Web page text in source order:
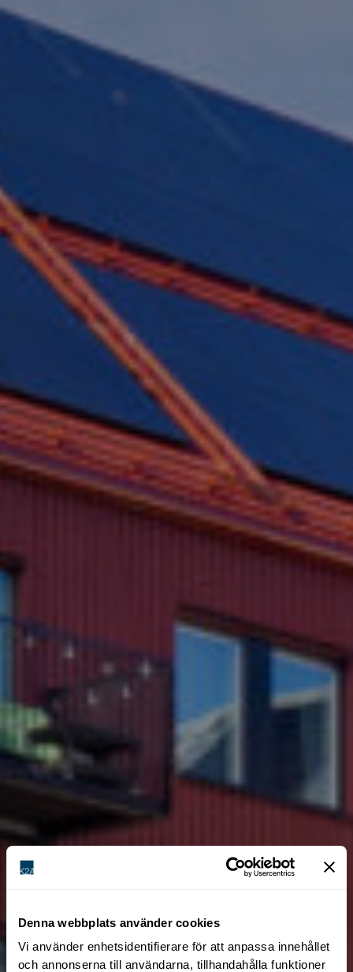
Denna webbplats använder cookies
Vi använder enhetsidentifierare för att anpassa innehållet
och annonserna till användarna, tillhandahålla funktioner